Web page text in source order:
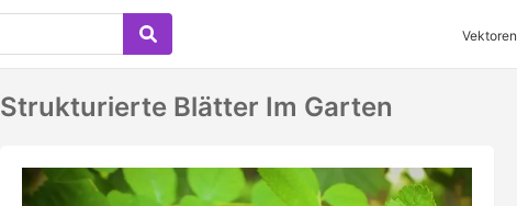
Vektoren
Strukturierte Blätter Im Garten